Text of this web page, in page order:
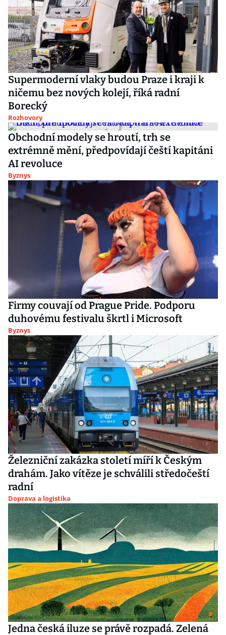
Supermoderní vlaky budou Praze i kraji k
ničemu bez nových kolejí, říká radní
Borecký
Rozhovory
Obchodní modely se hroutí, trh se
extrémně mění, předpovídají čeští kapitáni
AI revoluce
Byznys
Firmy couvají od Prague Pride. Podporu
duhovému festivalu škrtl i Microsoft
Byznys
Železniční zakázka století míří k Českým
drahám. Jako vítěze je schválili středočeští
radní
Doprava a logistika
Jedna česká iluze se právě rozpadá. Zelená